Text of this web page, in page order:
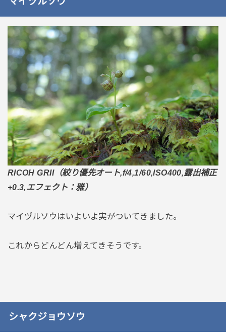
RICOH GRII（絞り優先オート,f/4,1/60,ISO400,露出補正
+0.3,エフェクト：雅）
マイヅルソウはいよいよ実がついてきました。
これからどんどん増えてきそうです。
シャクジョウソウ